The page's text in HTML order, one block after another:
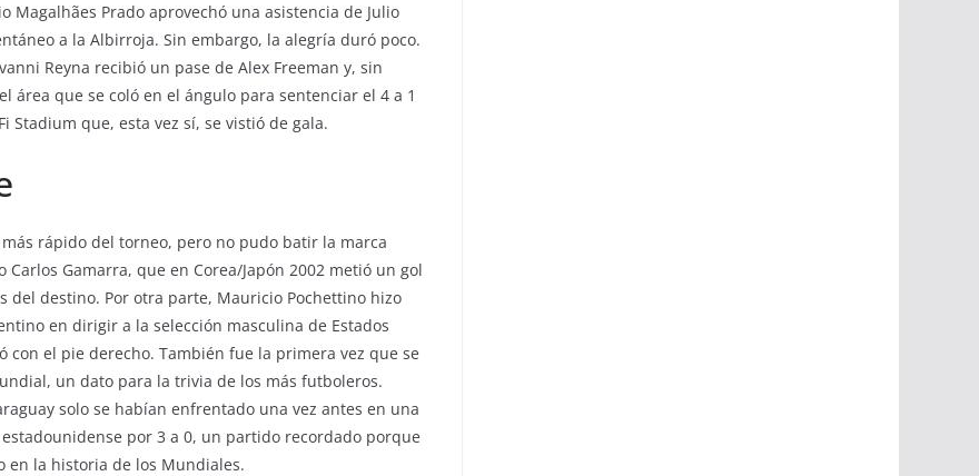
Prado aprovechó una asistencia de Julio
a la Albirroja. Sin embargo, la alegría duró poco.
Reyna recibió un pase de Alex Freeman y, sin
área que se coló en el ángulo para sentenciar el 4 a 1
Stadium que, esta vez sí, se vistió de gala.
rápido del torneo, pero no pudo batir la marca
Gamarra, que en Corea/Japón 2002 metió un gol
destino. Por otra parte, Mauricio Pochettino hizo
en dirigir a la selección masculina de Estados
con el pie derecho. También fue la primera vez que se
un dato para la trivia de los más futboleros.
solo se habían enfrentado una vez antes en una
por 3 a 0, un partido recordado porque
en la historia de los Mundiales.